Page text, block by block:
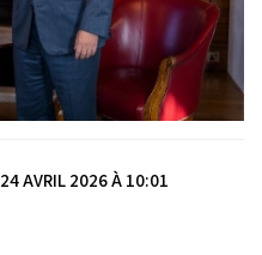
24 AVRIL 2026 À 10:01